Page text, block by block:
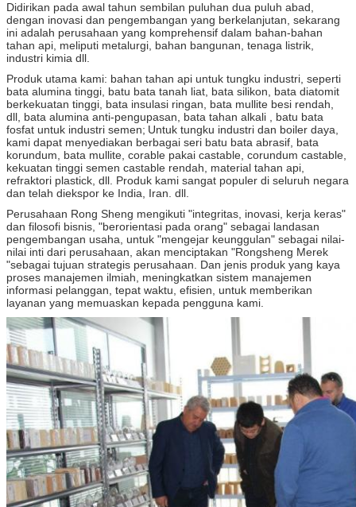
Tinggalkan pesan
Kami akan segera menghubungi
Didirikan pada awal tahun sembilan puluhan dua puluh abad,
dengan inovasi dan pengembangan yang berkelanjutan, sekarang
ini adalah perusahaan yang komprehensif dalam bahan-bahan
tahan api, meliputi metalurgi, bahan bangunan, tenaga listrik,
industri kimia dll.
Produk utama kami: bahan tahan api untuk tungku industri, seperti
bata alumina tinggi, batu bata tanah liat, bata silikon, bata diatomit
berkekuatan tinggi, bata insulasi ringan, bata mullite besi rendah,
dll, bata alumina anti-pengupasan, bata tahan alkali , batu bata
fosfat untuk industri semen; Untuk tungku industri dan boiler daya,
kami dapat menyediakan berbagai seri batu bata abrasif, bata
korundum, bata mullite, corable pakai castable, corundum castable,
kekuatan tinggi semen castable rendah, material tahan api,
refraktori plastick, dll. Produk kami sangat populer di seluruh negara
dan telah diekspor ke India, Iran. dll.
Perusahaan Rong Sheng mengikuti "integritas, inovasi, kerja keras"
dan filosofi bisnis, "berorientasi pada orang" sebagai landasan
pengembangan usaha, untuk "mengejar keunggulan" sebagai nilai-
nilai inti dari perusahaan, akan menciptakan "Rongsheng Merek
"sebagai tujuan strategis perusahaan. Dan jenis produk yang kaya
proses manajemen ilmiah, meningkatkan sistem manajemen
informasi pelanggan, tepat waktu, efisien, untuk memberikan
layanan yang memuaskan kepada pengguna kami.